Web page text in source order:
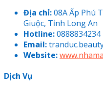
Địa chỉ:08A Ấp Phú
Giuộc, Tỉnh Long An
Hotline:0888834234
Email:
Website:
Dịch Vụ